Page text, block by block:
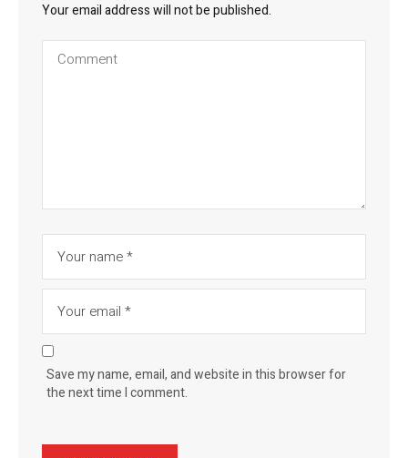
Your email address will not be published.
Save my name, email, and website in this browser for
the next time I comment.